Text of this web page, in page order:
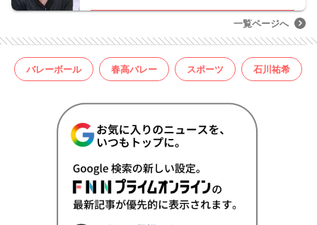
一覧ページへ
バレーボール 春高バレー スポーツ 石川祐希